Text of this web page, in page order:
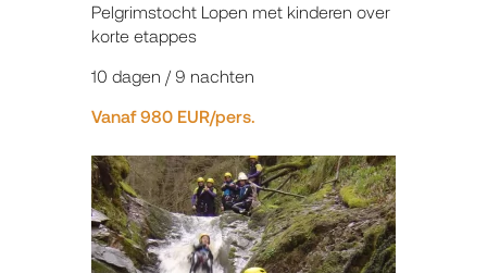
Pelgrimstocht Lopen met kinderen over
korte etappes
10 dagen / 9 nachten
Vanaf 980 EUR/pers.